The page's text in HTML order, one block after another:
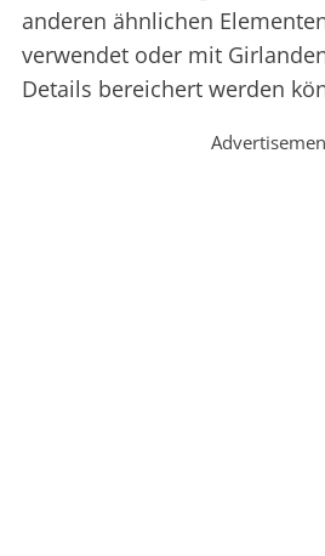
anderen ähnlichen
verwendet oder mit
Details bereichert werden